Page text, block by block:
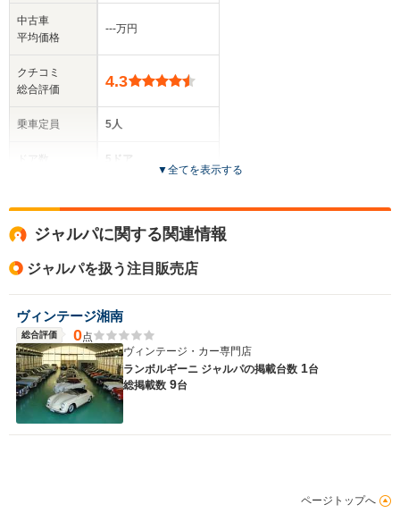
中古車
平均価格
クチコミ
総合評価
乗車定員
サイズ
(全長x全幅x全高)
‐‐‐万円
4.3
5人
5ドア
全高
1.86m
ホイールベース
▼全てを表示する
ジャルパに関する関連情報
ジャルパを扱う注目販売店
ヴィンテージ湘南
総合評価 0点
ヴィンテージ・カー専門店
ランボルギーニ ジャルパの掲載台数 1台
総掲載数 9台
ページトップへ